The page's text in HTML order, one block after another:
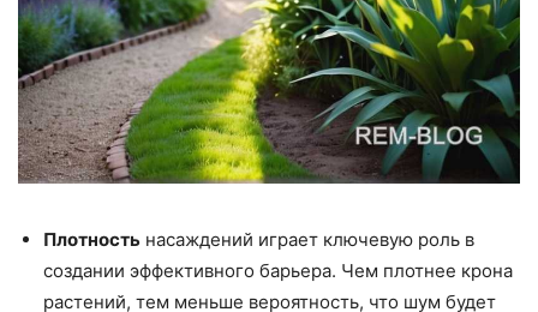
Плотность насаждений играет ключевую роль в
создании эффективного барьера. Чем плотнее крона
растений, тем меньше вероятность, что шум будет